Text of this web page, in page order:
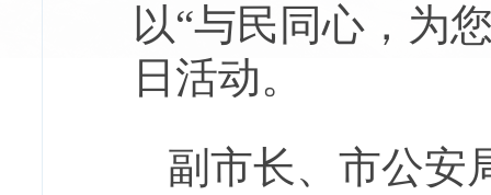
以“与民同心，为
日活动。
副市长、市公安